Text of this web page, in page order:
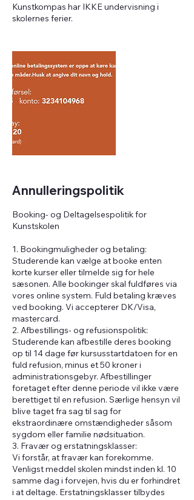
Kunstkompas har IKKE undervisning i
Annulleringspolitik
Booking- og Deltagelsespolitik for
Kunstskolen
1. Bookingmuligheder og betaling:
Studerende kan vælge at booke enten
korte kurser eller tilmelde sig for hele
sæsonen. Alle bookinger skal fuldføres via
vores online system. Fuld betaling kræves
ved booking. Vi accepterer DK/Visa,
mastercard.
2. Afbestillings- og refusionspolitik:
Studerende kan afbestille deres booking
op til 14 dage før kursusstartdatoen for en
fuld refusion, minus et 50 kroner i
administrationsgebyr. Afbestillinger
foretaget efter denne periode vil ikke være
berettiget til en refusion. Særlige hensyn vil
blive taget fra sag til sag for
ekstraordinære omstændigheder såsom
sygdom eller familie nødsituation.
3. Fravær og erstatningsklasser:
Vi forstår, at fravær kan forekomme.
Venligst meddel skolen mindst inden kl. 10
samme dag i forvejen, hvis du er forhindret
i at deltage. Erstatningsklasser tilbydes